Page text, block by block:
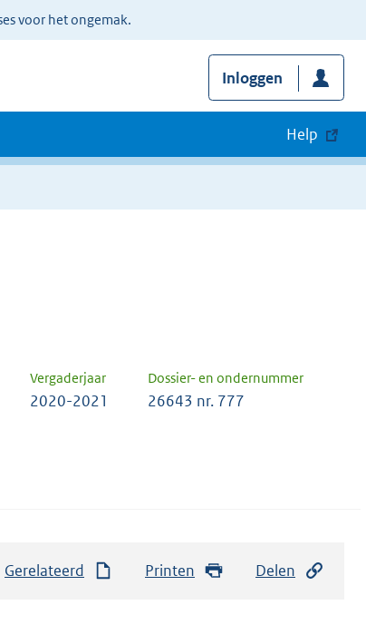
voor het ongemak.
Inloggen
Help
Vergaderjaar Dossier- en ondernummer
2020-2021 26643 nr. 777
Gerelateerd Printen Delen